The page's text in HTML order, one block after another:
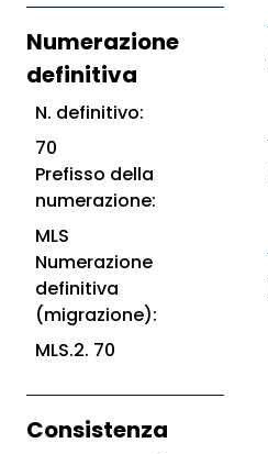
Numerazione
definitiva
N. definitivo:
70
Prefisso della
numerazione:
MLS
Numerazione
definitiva
(migrazione):
MLS.2. 70
Consistenza